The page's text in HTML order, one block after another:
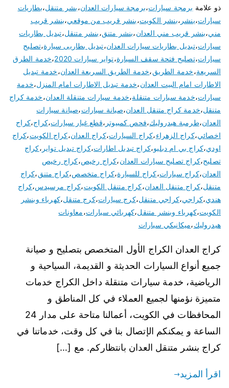
ذو علامة برمجة سيارات،برمجة سيارات العدان،بشر متنقل،بطاريات
سيارات،بنشر ،بنشر الكويت،بنشر قريب من موقعي،بنشر قريب
مني،بنشر قريب مني العدان،بنشر متنق،بنشر متنقل،تبديل بطاريات
سيارات،تبديل بطاريات سيارات العدان،تبديل بطاريى سيارة،تصليح
سيارات،تصليح فتحة سقف السيارة،تواير سيارات 2020 ،خدمة الطرق
السريعة،خدمة الطريق،خدمة الطريق السريعة العدان،خدمة تبديل
الاطارات امام البيت العدان،خدمة تبديل الاطارات امام المنزل،خدمة
سيارات،خدمة سيارات متنقلة،خدمة سيارات متنقلة العدان،خدمة كراج
متنقل،خدمة كراج متنقل العدان،صيانة سيارات،صيانة سيارات
العدان،طرمبة هيدروليك،فحص كمبيوتر ،قطع غيار سيارات،كراج،كراج
اخصائي،كراج الزهراء،كراج السيارات،كراج العدان،كراج الكويت،كراج
اودي،كراج بي ام دبليو،كراج تبديل اطارات،كراج تبديل تواير ،كراج
تصليح،كراج تصليح سيارات العدان،كراج رخيص،كراج رخيص
العدان،كراج سيارات،كراج للسيارة،كراج متخصص،كراج متنق،كراج
متنقل،كراج متنقل العدان،كراج متنقل الكويت،كراج مرسيدس،كراج
هندي،كراجي،كراجي متنقل،كرج سيارات،كرج متنقل،كهرباء وبنشر
الكويت،كهرباء وبنشر متنقل،كهربائي سيارات،معاونات
هيدروليك،ميكانيكي سيارات
كراج العدان الكراج الأول المتخصص بتصليح و صيانة
جميع أنواع السيارات الحديثة و القديمة، السياحية و
الرياضية، خدمة سيارات متنقلة داخل الكراج خدمات
متميزة نؤمنها لجميع العملاء في كل المناطق و
المحافظات في الكويت، أعمالنا متاحة على مدار 24
الساعة و يمكنكم الإتصال بنا في كل وقت، خدماتنا في
كراج بنشر متنقل العدان بانتظاركم. مع […]
اقرأ المزيد